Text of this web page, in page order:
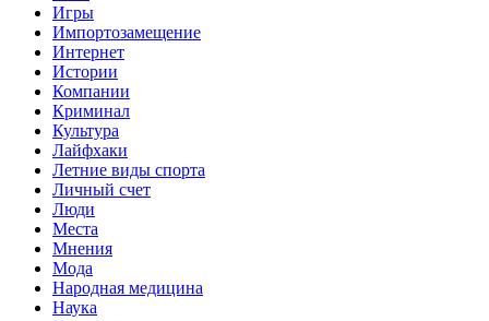
Игры
Импортозамещение
Интернет
Истории
Компании
Криминал
Культура
Лайфхаки
Летние виды спорта
Личный счет
Люди
Места
Мнения
Мода
Народная медицина
Наука